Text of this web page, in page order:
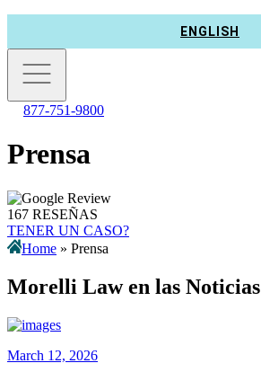
ENGLISH
877-751-9800
Prensa
167 RESEÑAS
TENER UN CASO?
Home » Prensa
Morelli Law en las Noticias
March 12, 2026